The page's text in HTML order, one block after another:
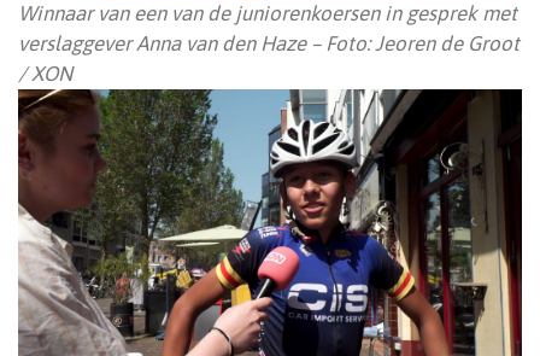
Winnaar van een van de juniorenkoersen in gesprek met
verslaggever Anna van den Haze – Foto: Jeoren de Groot
/ XON